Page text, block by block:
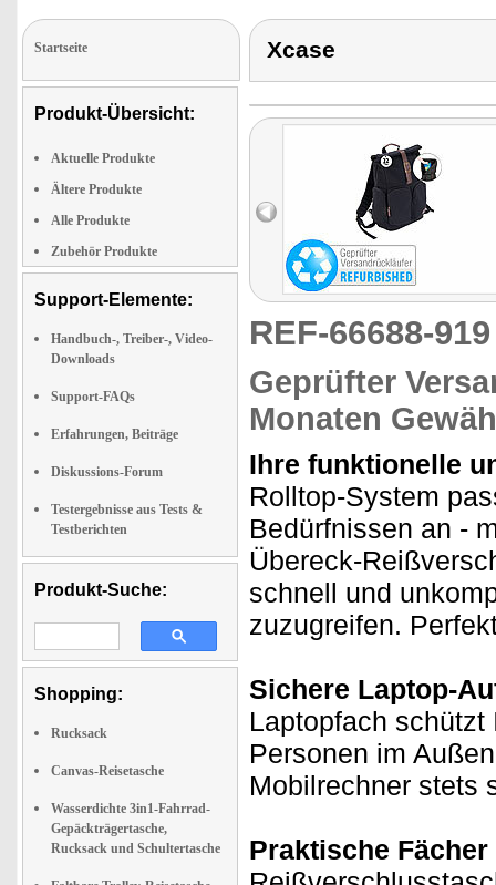
Startseite
Produkt-Übersicht:
Aktuelle Produkte
Ältere Produkte
Alle Produkte
Zubehör Produkte
Support-Elemente:
Handbuch-, Treiber-, Video-
Downloads
Support-FAQs
Erfahrungen, Beiträge
Diskussions-Forum
Testergebnisse aus Tests &
Testberichten
Produkt-Suche:
Shopping:
Rucksack
Canvas-Reisetasche
Wasserdichte 3in1-Fahrrad-
Gepäckträgertasche,
Rucksack und Schultertasche
Xcase
REF-66688-
Geprüfter
Monaten
Ihre funktionelle
Rolltop-System
Bedürfnissen an -
Übereck-
schnell und
zuzugreifen.
Sichere Laptop-
Laptopfach
Personen im
Mobilrechner stets
Praktische